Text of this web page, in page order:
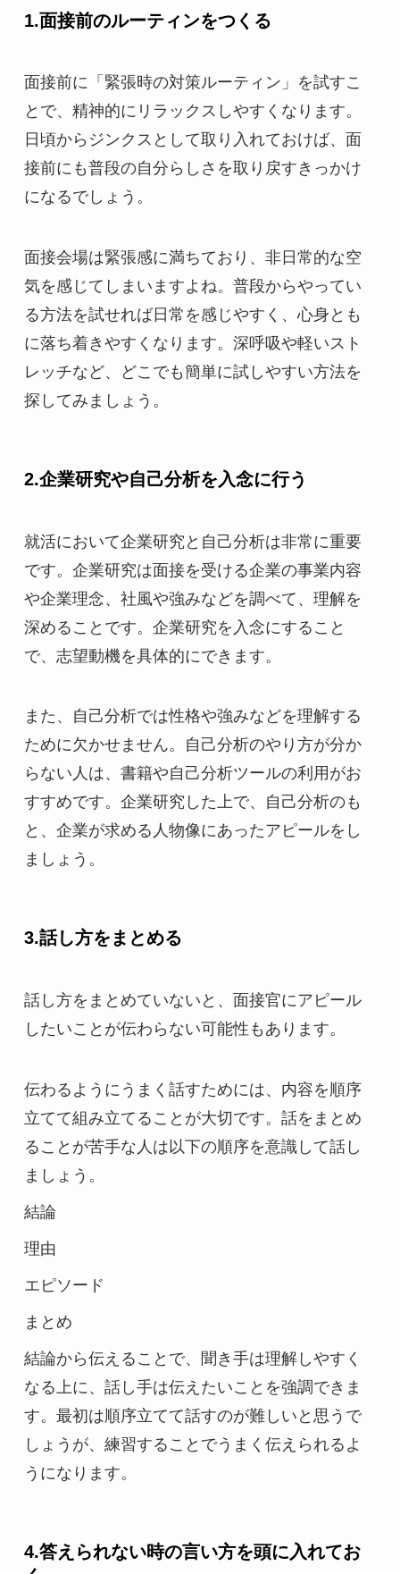
1.面接前のルーティンをつくる
面接前に「緊張時の対策ルーティン」を試すこ
とで、精神的にリラックスしやすくなります。
日頃からジンクスとして取り入れておけば、面
接前にも普段の自分らしさを取り戻すきっかけ
になるでしょう。
面接会場は緊張感に満ちており、非日常的な空
気を感じてしまいますよね。普段からやってい
る方法を試せれば日常を感じやすく、心身とも
に落ち着きやすくなります。深呼吸や軽いスト
レッチなど、どこでも簡単に試しやすい方法を
探してみましょう。
2.企業研究や自己分析を入念に行う
就活において企業研究と自己分析は非常に重要
です。企業研究は面接を受ける企業の事業内容
や企業理念、社風や強みなどを調べて、理解を
深めることです。企業研究を入念にすること
で、志望動機を具体的にできます。
また、自己分析では性格や強みなどを理解する
ために欠かせません。自己分析のやり方が分か
らない人は、書籍や自己分析ツールの利用がお
すすめです。企業研究した上で、自己分析のも
と、企業が求める人物像にあったアピールをし
ましょう。
3.話し方をまとめる
話し方をまとめていないと、面接官にアピール
したいことが伝わらない可能性もあります。
伝わるようにうまく話すためには、内容を順序
立てて組み立てることが大切です。話をまとめ
ることが苦手な人は以下の順序を意識して話し
ましょう。
結論
理由
エピソード
まとめ
結論から伝えることで、聞き手は理解しやすく
なる上に、話し手は伝えたいことを強調できま
す。最初は順序立てて話すのが難しいと思うで
しょうが、練習することでうまく伝えられるよ
うになります。
4.答えられない時の言い方を頭に入れてお